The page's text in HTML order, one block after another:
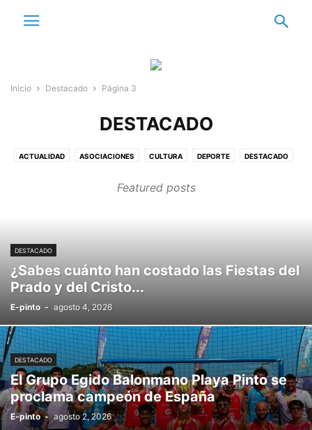
Inicio Destacado Página 3
DESTACADO
ACTUALIDAD ASOCIACIONES CULTURA DEPORTE DESTACADO
ESTUDIANTES FEMENINO
Featured posts
DESTACADO
¿Sabes cuánto han costado las Fiestas del
Prado y del Cristo...
E-pinto - agosto 4, 2026
DESTACADO
El Grupo Egido Balonmano Playa Pinto se
proclama campeón de España
E-pinto - agosto 2, 2026